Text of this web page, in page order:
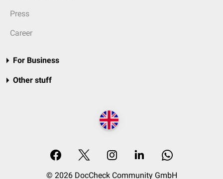
Press
Career
For Business
Other stuff
© 2026 DocCheck Community GmbH